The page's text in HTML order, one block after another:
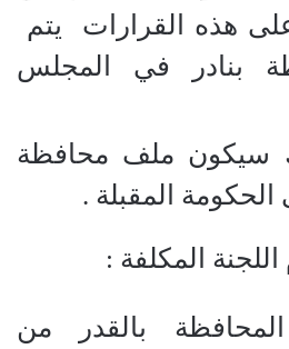
على هذه القرارات
يتم
بنادر في المجلس
سيكون ملف محافظة
الحكومة المقبلة .
المكلفة :
بالقدر من